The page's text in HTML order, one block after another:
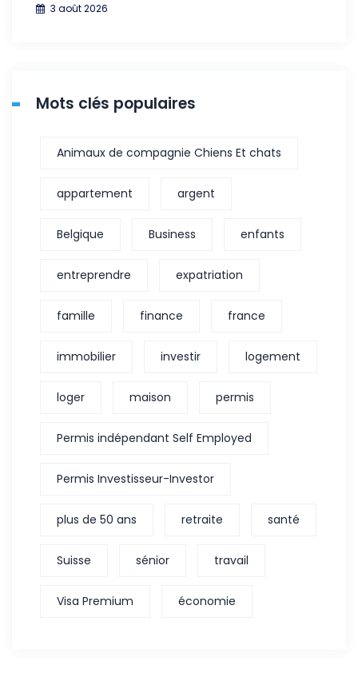
3 août 2026
Mots clés populaires
Animaux de compagnie Chiens Et chats
appartement argent
Belgique Business enfants
entreprendre expatriation
famille finance france
immobilier investir logement
loger maison permis
Permis indépendant Self Employed
Permis Investisseur-Investor
plus de 50 ans retraite santé
Suisse sénior travail
Visa Premium économie